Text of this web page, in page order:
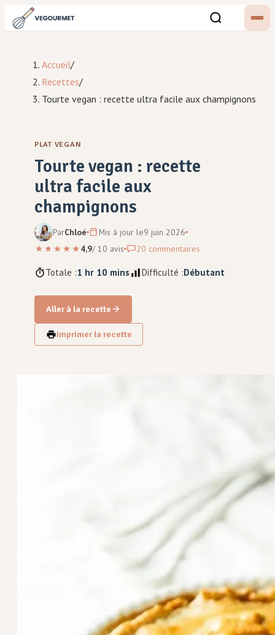
Accueil/
Recettes/
Tourte vegan : recette ultra facile aux champignons
PLAT VEGAN
Tourte vegan : recette
ultra facile aux
champignons
ParChloé Mis à jour le9 juin 2026
4,9/ 10 avis 20 commentaires
Totale :1 hr 10 mins Difficulté :Débutant
Aller à la recette
Imprimer la recette